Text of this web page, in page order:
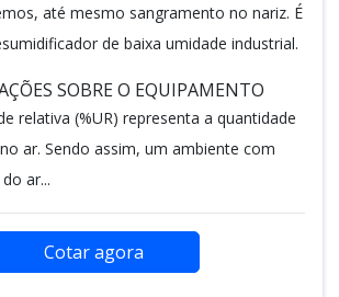
até mesmo sangramento no nariz. É
de baixa umidade industrial.
SOBRE O EQUIPAMENTO
relativa (%UR) representa a quantidade
ar. Sendo assim, um ambiente com
ar...
Cotar agora